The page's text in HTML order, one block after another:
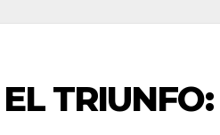
TRIUNFO: